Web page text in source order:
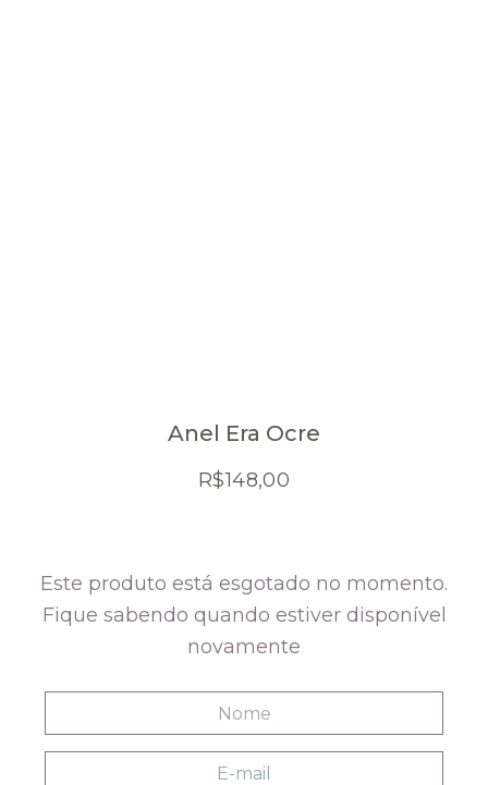
Anel Era Ocre
R$148,00
Este produto está esgotado no momento.
Fique sabendo quando estiver disponível
novamente